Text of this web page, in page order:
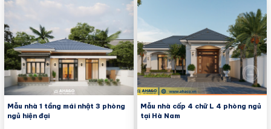
Mẫu nhà 1 tầng mái nhật 3 phòng
ngủ hiện đại
Mẫu nhà cấp 4 chữ L 4 phòng ngủ
tại Hà Nam